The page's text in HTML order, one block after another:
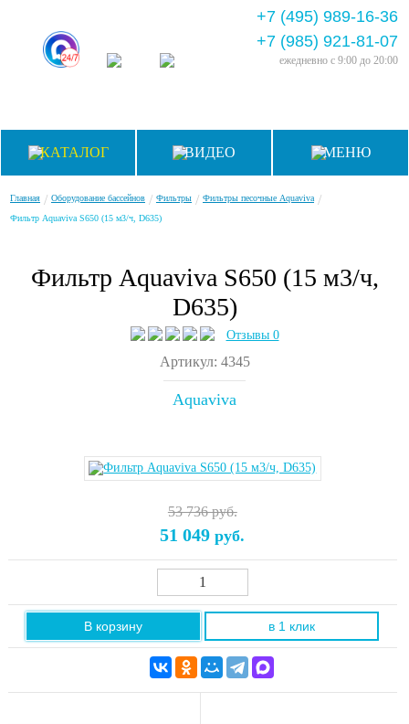
+7 (495) 989-16-36
+7 (985) 921-81-07
ежедневно с 9:00 до 20:00
КАТАЛОГ ВИДЕО МЕНЮ
Главная / Оборудование бассейнов / Фильтры / Фильтры песочные Aquaviva /
Фильтр Aquaviva S650 (15 м3/ч, D635)
Фильтр Aquaviva S650 (15 м3/ч,
D635)
Отзывы 0
Артикул: 4345
Aquaviva
53 736 руб.
51 049 руб.
В корзину в 1 клик